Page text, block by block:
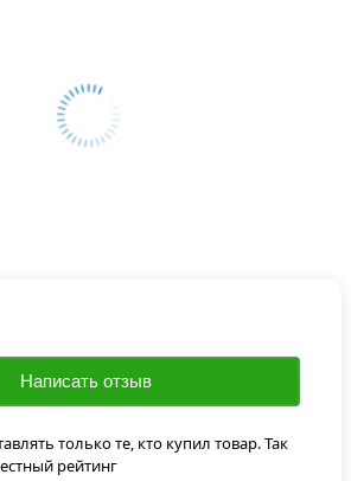
Написать отзыв
только те, кто купил товар. Так
рейтинг